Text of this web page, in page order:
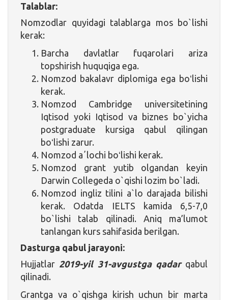
Talablar:
Nomzodlar quyidagi talablarga mos bo`lishi
kerak:
Barcha davlatlar fuqarolari ariza
topshirish huquqiga ega.
Nomzod bakalavr diplomiga ega boʻlishi
kerak.
Nomzod Cambridge universitetining
Iqtisod yoki Iqtisod va biznes bo`yicha
postgraduate kursiga qabul qilingan
boʻlishi zarur.
Nomzod aʼlochi boʻlishi kerak.
Nomzod grant yutib olgandan keyin
Darwin Collegeda o`qishi lozim bo`ladi.
Nomzod ingliz tilini a`lo darajada bilishi
kerak. Odatda IELTS kamida 6,5-7,0
bo`lishi talab qilinadi. Aniq ma’lumot
tanlangan kurs sahifasida berilgan.
Dasturga qabul jarayoni:
Hujjatlar 2019-yil 31-avgustga qadarqabul
qilinadi.
Grantga va o`qishga kirish uchun bir marta